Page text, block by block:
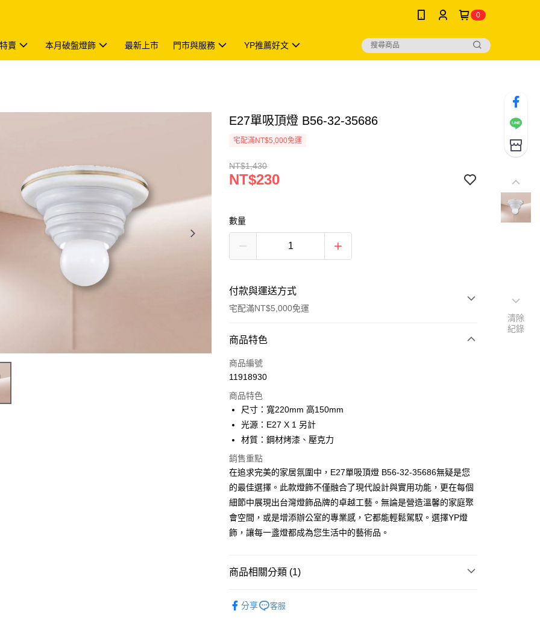
0
賣 本月破盤燈飾 最新上市 門市與服務 YP推薦好文
E27單吸頂燈 B56-32-35686
宅配滿NT$5,000免運
NT$1,430
NT$230
數量
付款與運送方式
宅配滿NT$5,000免運
付款方式
信用卡一次付款
Apple Pay
街口支付
Google Pay
AFTEE先享後付
相關說明
便利好安心！
１．簡單：不需註冊會員、不需綁卡、不需儲值。
新竹貨運宅配
商品特色
商品編號
11918930
商品特色
尺寸：寬220mm 高150mm
光源：E27 X 1 另計
材質：鋼材烤漆、壓克力
銷售重點
在追求完美的家居氛圍中，E27單吸頂燈 B56-32-35686無疑是您
的最佳選擇。此款燈飾不僅融合了現代設計與實用功能，更在每個
細節中展現出台灣燈飾品牌的卓越工藝。無論是營造溫馨的家庭聚
會空間，或是增添辦公室的專業感，它都能輕鬆駕馭。選擇YP燈
飾，讓每一盞燈都成為您生活中的藝術品。
商品相關分類 (1)
分享
客服
清除
紀錄